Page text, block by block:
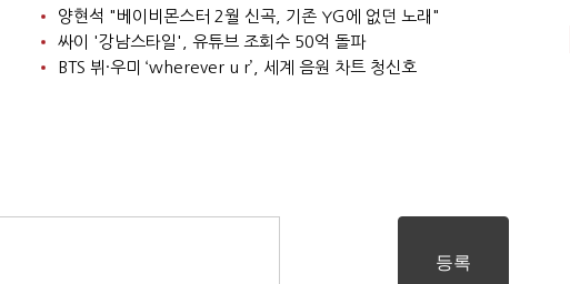
양현석 "베이비몬스터 2월 신곡, 기존 YG에 없던 노래"
싸이 '강남스타일', 유튜브 조회수 50억 돌파
BTS 뷔·우미 ‘wherever u r’, 세계 음원 차트 청신호